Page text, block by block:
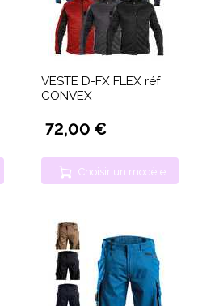
VESTE D-FX FLEX réf
CONVEX
72,00 €
Choisir un modèle